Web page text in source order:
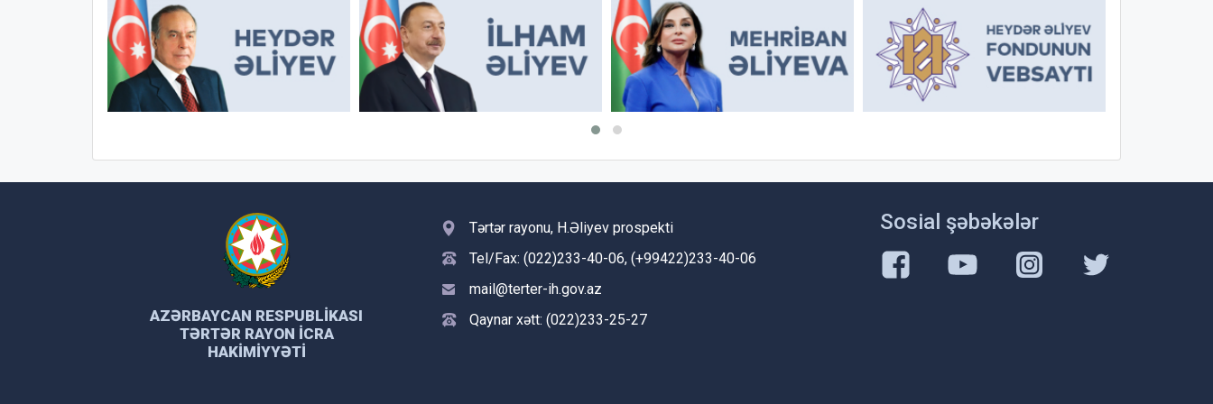
AZƏRBAYCAN RESPUBLIKASI
TƏRTƏR RAYON İCRA
HAKIMIYYƏTI
Tərtər rayonu, H.Əliyev prospekti
Tel/Fax: (022)233-40-06, (+99422)233-40-06
mail@terter-ih.gov.az
Qaynar xətt: (022)233-25-27
Sosial şəbəkələr